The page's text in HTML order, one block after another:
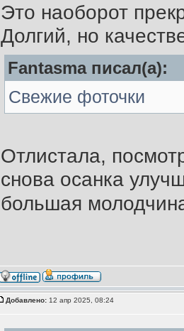
Это наоборот
Долгий, но
Fantasma писал(а):
Свежие фоточки
Отлистала,
снова осанка
большая
Добавлено:12 апр 2025, 08:24